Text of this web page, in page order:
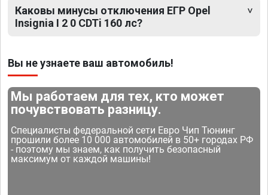
Каковы минусы отключения ЕГР Opel
Insignia I 2 0 CDTi 160 лс?
Вы не узнаете ваш автомобиль!
Мы работаем для тех, кто может
почувствовать разницу.
Специалисты федеральной сети Евро Чип Тюнинг
прошили более 10 000 автомобилей в 50+ городах РФ
- поэтому мы знаем, как получить безопасный
максимум от каждой машины!